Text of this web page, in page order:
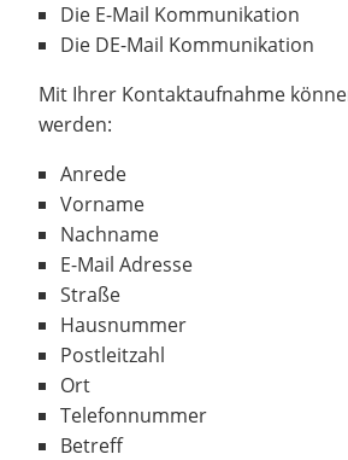
Die E-Mail Kommunikation
Die DE-Mail Kommunikation
Mit Ihrer Kontaktaufnahme
werden:
Anrede
Vorname
Nachname
E-Mail Adresse
Straße
Hausnummer
Postleitzahl
Ort
Telefonnummer
Betreff